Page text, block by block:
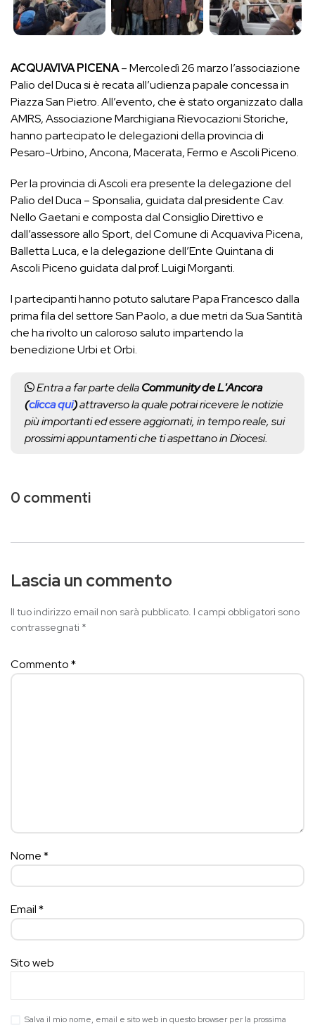
ACQUAVIVA PICENA– Mercoledì 26 marzo l’associazione
Palio del Duca si è recata all’udienza papale concessa in
Piazza San Pietro. All’evento, che è stato organizzato dalla
AMRS, Associazione Marchigiana Rievocazioni Storiche,
hanno partecipato le delegazioni della provincia di
Pesaro-Urbino, Ancona, Macerata, Fermo e Ascoli Piceno.
Per la provincia di Ascoli era presente la delegazione del
Palio del Duca – Sponsalia, guidata dal presidente Cav.
Nello Gaetani e composta dal Consiglio Direttivo e
dall’assessore allo Sport, del Comune di Acquaviva Picena,
Balletta Luca, e la delegazione dell’Ente Quintana di
Ascoli Piceno guidata dal prof. Luigi Morganti.
I partecipanti hanno potuto salutare Papa Francesco dalla
prima fila del settore San Paolo, a due metri da Sua Santità
che ha rivolto un caloroso saluto impartendo la
benedizione Urbi et Orbi.
Entra a far parte dellaCommunity de L'Ancora
(clicca qui)attraverso la quale potrai ricevere le notizie
più importanti ed essere aggiornati, in tempo reale, sui
prossimi appuntamenti che ti aspettano in Diocesi.
0 commenti
Lascia un commento
Il tuo indirizzo email non sarà pubblicato. I campi obbligatori sono
contrassegnati *
Commento*
Nome*
Email*
Sito web
Salva il mio nome, email e sito web in questo browser per la prossima